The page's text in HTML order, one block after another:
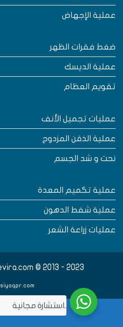
الإجهاض
فقرات الظهر
الديسك
العظام
تجميل الأنف
الذقن المزدوج
و شد الجسم
تكميم المعدة
شفط الدهون
زراعة الشعر
© 2013 - 2023
bysiyaqpr.com
..استشارة مجانية